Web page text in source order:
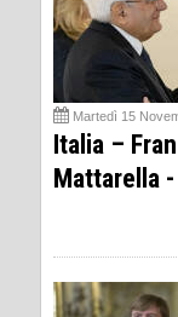
Martedì 15
Italia –
Mattarella